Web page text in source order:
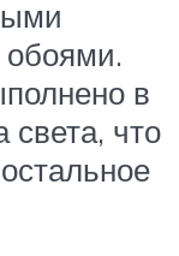
в
света, что